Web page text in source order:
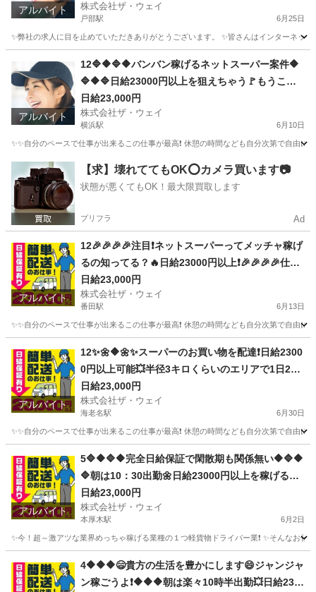
アルバイト 株式会社ザ・ウェイ
戸部駅 6月25日
✨弊社の求人に目を止めていただきありがとうございます。 ✨皆さんはインターネッ
戸部駅 ドライバー ネットスーパー
アルバイト
12🔷🔶🔷🔶バンバン稼げるネットスーパー案件🔶
🔷🔶🔷日給23000円以上を狙えちゃう🚩もうここ
で決まりだね❗️❗️❗️
日給23,000円
株式会社ザ・ウェイ
横浜駅 6月10日
✨✨自分のペースで仕事が出来るこの仕事が最高❗️ 休憩の時間なども自分次第で自由
神奈川 横浜市 横浜駅 ドライバー ネットスーパー
【求】壊れててもOK⭕️カメラ買います📷
状態が悪くてもOK！最大限買取します
プリフラ Ad
アルバイト
12🎉🎉🎉🎉注目❗️ネットスーパーってメッチャ稼げ
るの知ってる？🔥日給23000円以上❗️🎉🎉🎉🎉仕事
は楽チンで女子いっぱい✨安定収入😄完全週休2日
制だよ💗
日給23,000円
株式会社ザ・ウェイ
番田駅 6月13日
✨✨自分のペースで仕事が出来るこの仕事が最高❗️ 休憩の時間なども自分次第で自由
番田駅 ネットスーパー
アルバイト
12✨🌼🔶🌼✨スーパーのお買い物を配達❗️日給2300
0円以上可能💥半径3キロくらいのエリアで1日25
件前後配るだけ❗️💛
日給23,000円
株式会社ザ・ウェイ
海老名駅 6月30日
✨✨自分のペースで仕事が出来るこの仕事が最高❗️ 休憩の時間なども自分次第で自由
海老名駅 配送 ネットスーパー
アルバイト
5🔷🔶🔷🔶完全日給保証で閑散期も関係無い🔶🔷🔶
🔷朝は10：30出勤🌼日給23000円以上を稼げる💯
楽しく仕事したい人～大集合🎵軽貨物ドライバー
🌸
日給23,000円
株式会社ザ・ウェイ
本厚木駅 6月2日
✨今！超～激アツな業界めっちゃ稼げる業種の１つ軽貨物ドライバー業❗️ ✨そんなお
本厚木駅 ドライバー ネットスーパー
4🔶🔶🔶😄貴方の生活を豊かにします😄ジャンジャ
ン稼ごうよ❗️🔶🔶🔶朝は楽々10時半出勤💥日給230